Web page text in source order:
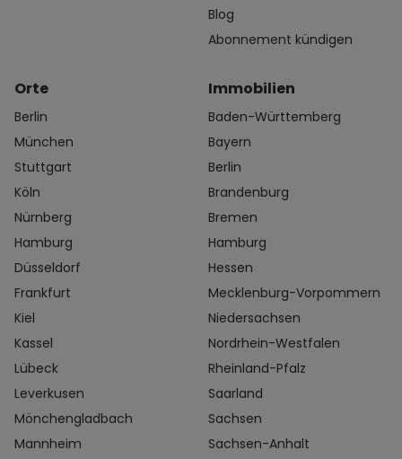
Blog
Abonnement kündigen
Orte
Berlin
München
Stuttgart
Köln
Nürnberg
Hamburg
Düsseldorf
Frankfurt
Kiel
Kassel
Lübeck
Leverkusen
Mönchengladbach
Mannheim
Immobilien
Baden-Württemberg
Bayern
Berlin
Brandenburg
Bremen
Hamburg
Hessen
Mecklenburg-Vorpommern
Niedersachsen
Nordrhein-Westfalen
Rheinland-Pfalz
Saarland
Sachsen
Sachsen-Anhalt